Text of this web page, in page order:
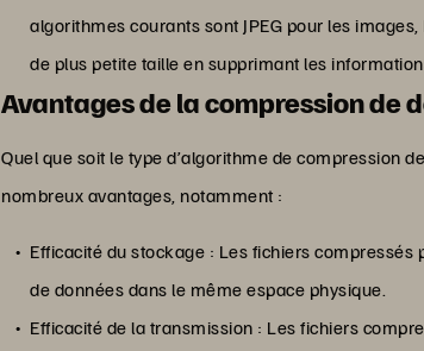
algorithmes courants sont JPEG pour les
de plus petite taille en supprimant les
Avantages de la compression de
Quel que soit le type d’algorithme de compression
nombreux avantages, notamment :
Efficacité du stockage : Les fichiers
de données dans le même espace physique.
Efficacité de la transmission : Les fichiers